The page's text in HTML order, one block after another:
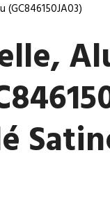
(GC846150JA03)